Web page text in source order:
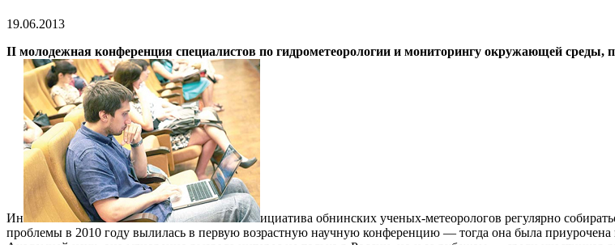
19.06.2013
II молодежная конференция специалистов по гидрометеорологии и мониторингу окружающей
Ин
ициатива обнинских ученых­-метеорологов регулярно
проблемы в 2010 году вылилась в первую возрастную научную конференцию — тогда она была